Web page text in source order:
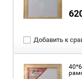
Добавить к